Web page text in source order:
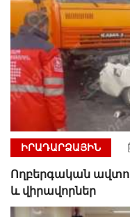
ԻՐԱԴԱՐՁԱՅԻՆ
Ողբերգական
և վիրավորներ